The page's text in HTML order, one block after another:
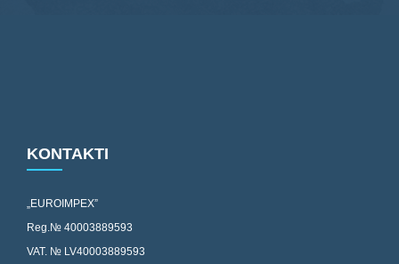
KONTAKTI
„EUROIMPEX”
Reg.№ 40003889593
VAT. № LV40003889593